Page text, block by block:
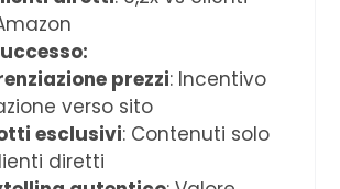
prezzi: Incentivo
verso sito
esclusivi: Contenuti solo
diretti